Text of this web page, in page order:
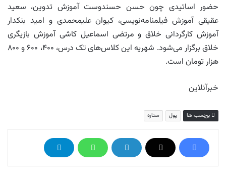
حضور اساتیدی چون حسن حسندوست آموزش تدوین، سعید
عقیقی آموزش فیلمنامه‌نویسی، کیوان علیمحمدی و امید بنکدار
آموزش کارگردانی خلاق و مرتضی اسماعیل کاشی آموزش بازیگری
خلاق برگزار می‌شود. شهریه این کلاس‌های تک درس، ۴۰۰، ۶۰۰ و ۸۰۰
هزار تومان است.
خبرآنلاین
برچسب ها پول ستاره